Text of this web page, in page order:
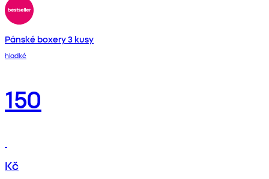
Pánské boxery 3 kusy
hladké
150
Kč